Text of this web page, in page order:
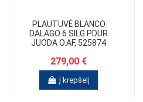
PLAUTUVĖ BLANCO
DALAGO 6 SILG PDUR
JUODA O.AF, 525874
279,00 €
Į krepšelį